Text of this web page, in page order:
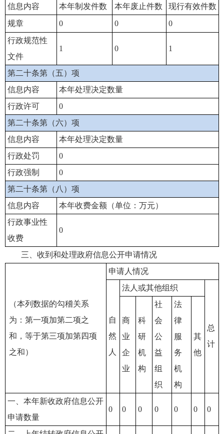
信息内容
本年制发件数 本年废止件数
现行有效件数
规章
0 0
0
行政规范性
文件
1 0 1
第二十条第（五）项
信息内容
本年处理决定数量
行政许可
0
第二十条第（六）项
信息内容
本年处理决定数量
行政处罚
0
行政强制
0
第二十条第（八）项
信息内容
本年收费金额（单位：万元）
行政事业性
收费
0
三、收到和处理政府信息公开申请情况
（本列数据的勾稽关系
为：第一项加第二项之
和，等于第三项加第四项
之和）
申请人情况
自
然
人
法人或其他组织
总
计
商
业
企
业
科
研
机
构
社
会
公
益
组
织
法
律
服
务
机
构
其
他
一、本年新收政府信息公开
申请数量
0 0 0 0 0 0 0